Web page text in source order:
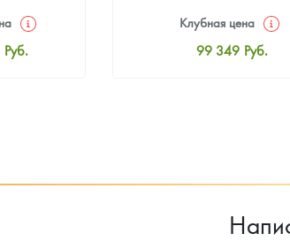
Руб.
Клубная цена
99 349 Руб.